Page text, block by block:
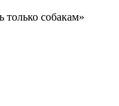
собакам»